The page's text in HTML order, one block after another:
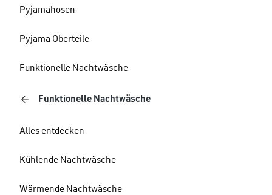
Pyjamahosen
Pyjama Oberteile
Funktionelle Nachtwäsche
Funktionelle Nachtwäsche
Alles entdecken
Kühlende Nachtwäsche
Wärmende Nachtwäsche